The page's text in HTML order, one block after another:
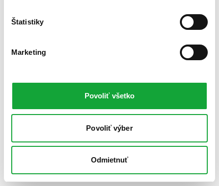
Štatistiky
Marketing
Povoliť všetko
Povoliť výber
Odmietnuť